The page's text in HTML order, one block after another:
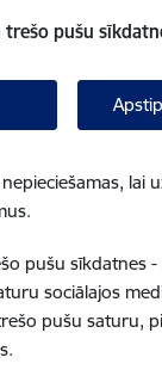
pušu
lai
pušu sīkdatnes -
sociālajos
pušu saturu,